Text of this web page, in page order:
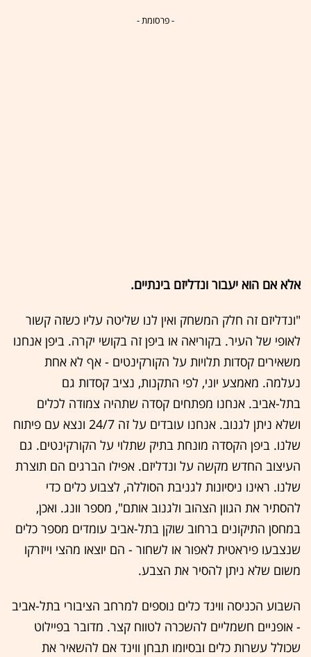
- פרסומת -
אלא אם הוא יעבור ונדליזם בינתיים.
"ונדליזם זה חלק המשחק ואין לנו שליטה עליו כשזה קשור
לאופי של העיר. בקוריאה או ביפן זה בקושי יקרה. ביפן אנחנו
משאירים קסדות תלויות על הקורקינטים - אף לא אחת
נעלמה. מאמצע יוני, לפי התקנות, נציב קסדות גם
בתל-אביב. אנחנו מפתחים קסדה שתהיה צמודה לכלים
ושלא ניתן לגנוב. אנחנו עובדים על זה 24/7 ונצא עם פיתוח
שלנו. ביפן הקסדה מונחת בתיק שתלוי על הקורקינטים. גם
העיצוב החדש מקשה על ונדליזם. אפילו הברגים הם תוצרת
שלנו. ראינו ניסיונות לגניבת הסוללה, לצבוע כלים כדי
להסתיר את הגוון הצהוב ולגנוב אותם", מספר וונג. ואכן,
במחסן התיקונים ברחוב שוקן בתל-אביב עומדים מספר כלים
שנצבעו פיראטית לאפור או לשחור - הם יוצאו מהצי וייזרקו
משום שלא ניתן להסיר את הצבע.
השבוע הכניסה ווינד כלים נוספים למרחב הציבורי בתל-אביב
- אופניים חשמליים להשכרה לטווח קצר. מדובר בפיילוט
שכולל עשרות כלים ובסיומו תבחן ווינד אם להשאיר את